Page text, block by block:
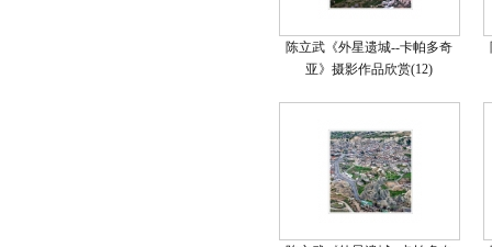
陈立武《外星遗城--卡帕多奇
亚》摄影作品欣赏(12)